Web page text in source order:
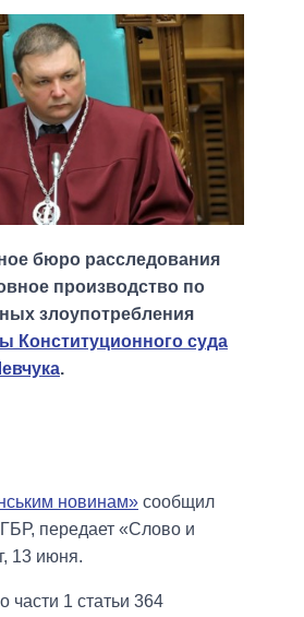
бюро расследования
производство по
злоупотребления
Конституционного суда
.
новинам» сообщил
передает «Слово и
13 июня.
части 1 статьи 364